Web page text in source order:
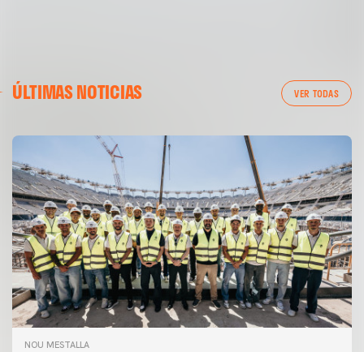
ÚLTIMAS NOTICIAS VER TODAS
NOU MESTALLA